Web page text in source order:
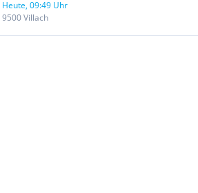
Heute, 09:49 Uhr
9500 Villach